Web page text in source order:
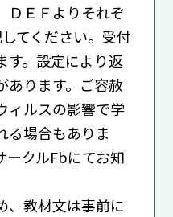
ＤＥＦよりそれぞ
てください。受付
す。設定により返
あります。ご容赦
ィルスの影響で学
る場合もありま
ークルFbにてお知
、教材文は事前に